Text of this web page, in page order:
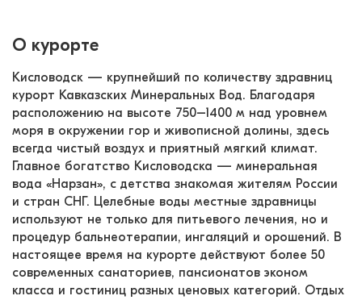
О курорте
Кисловодск — крупнейший по количеству здравниц
курорт Кавказских Минеральных Вод. Благодаря
расположению на высоте 750–1400 м над уровнем
моря в окружении гор и живописной долины, здесь
всегда чистый воздух и приятный мягкий климат.
Главное богатство Кисловодска — минеральная
вода «Нарзан», с детства знакомая жителям России
и стран СНГ. Целебные воды местные здравницы
используют не только для питьевого лечения, но и
процедур бальнеотерапии, ингаляций и орошений. В
настоящее время на курорте действуют более 50
современных санаториев, пансионатов эконом
класса и гостиниц разных ценовых категорий. Отдых